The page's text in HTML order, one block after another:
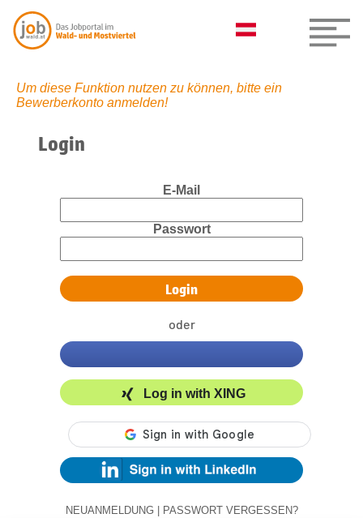
Um diese Funktion nutzen zu können, bitte ein
Bewerberkonto anmelden!
Login
E-Mail
Passwort
oder
Log in with XING
NEUANMELDUNG | PASSWORT VERGESSEN?